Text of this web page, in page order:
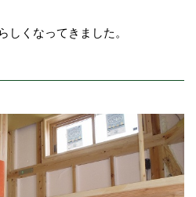
しくなってきました。